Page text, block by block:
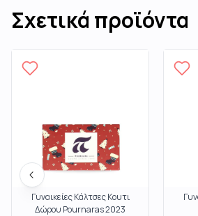
Σχετικά προϊόντα
Γυναικείες Κάλτσες Κουτι
Δώρου Pournaras 2023